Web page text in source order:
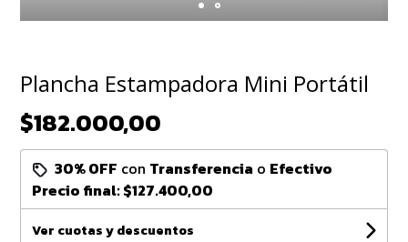
Plancha Estampadora Mini Portátil
$182.000,00
30% OFF con Transferencia o Efectivo
Precio final:$127.400,00
Ver cuotas y descuentos